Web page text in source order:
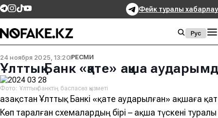
Фейк туралы хабарлау
Рус
24 ноября 2025, 13:20РЕСМИ
Ұлттық Банк «қате» ақша
Фото: Ұлттық банктің баспасөз қызметі
Қазақстан Ұлттық Банкі «қате аударылған» ақшаға
Көп таралған схемалардың бірі – ақша түскені